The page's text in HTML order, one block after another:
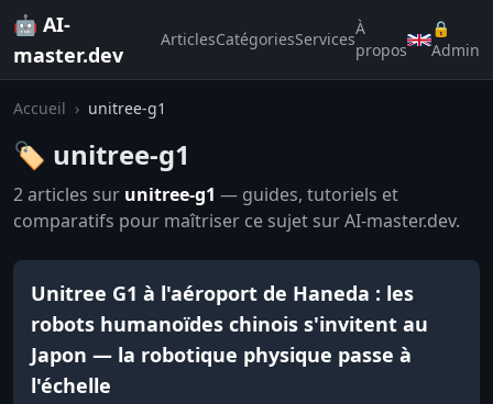
🤖 AI-
master.dev
ArticlesCatégoriesServices
À
propos
🔒
Admin
Accueil › unitree-g1
🏷️ unitree-g1
2 articles sur unitree-g1 — guides, tutoriels et
comparatifs pour maîtriser ce sujet sur AI-master.dev.
Unitree G1 à l'aéroport de Haneda : les
robots humanoïdes chinois s'invitent au
Japon — la robotique physique passe à
l'échelle